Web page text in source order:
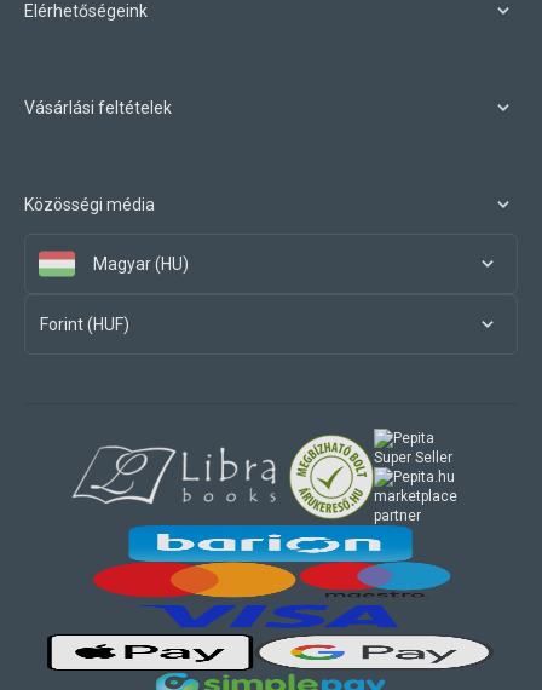
Elérhetőségeink
Vásárlási feltételek
Közösségi média
Magyar (HU)
Forint (HUF)
marketplace
partner